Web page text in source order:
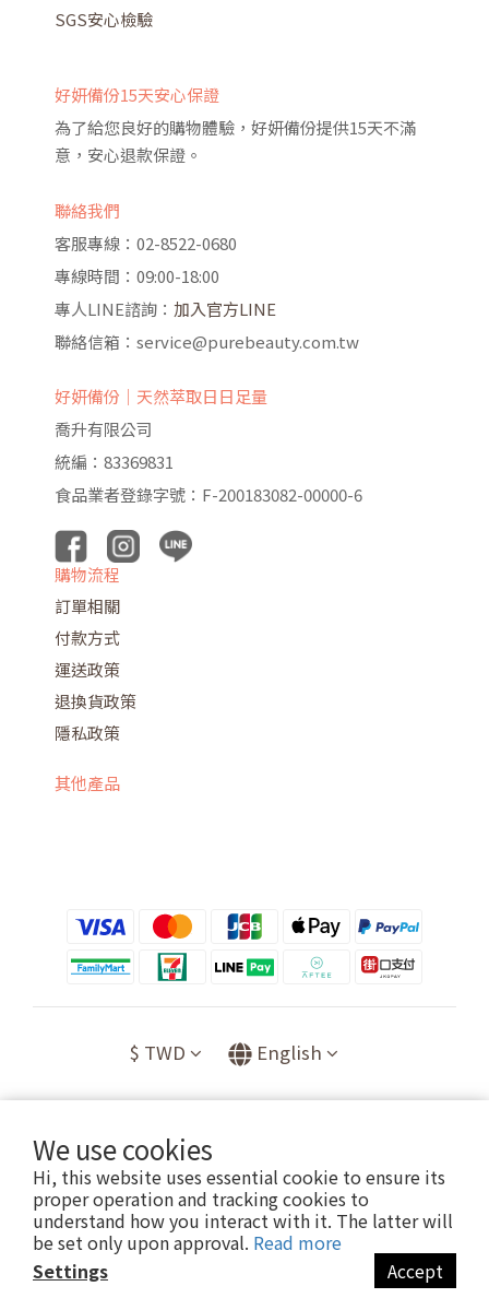
We use cookies
Hi, this website uses essential cookie to ensure its
proper operation and tracking cookies to
understand how you interact with it. The latter will
be set only upon approval. Read more
Settings
Accept
SGS安心檢驗
好妍備份15天安心保證
為了給您良好的購物體驗，好妍備份提供15天不滿
意，安心退款保證。
聯絡我們
客服專線：02-8522-0680
專線時間：09:00-18:00
專人LINE諮詢： 加入官方LINE
聯絡信箱：service@purebeauty.com.tw
好妍備份｜天然萃取日日足量
喬升有限公司
統編：83369831
食品業者登錄字號：F-200183082-00000-6
購物流程
訂單相關
付款方式
運送政策
退換貨政策
隱私政策
其他產品
$ TWD English
提醒您，我們不會以電話或簡訊方式通知變更付款方式。
Copyright© [2021][喬升有限公司]